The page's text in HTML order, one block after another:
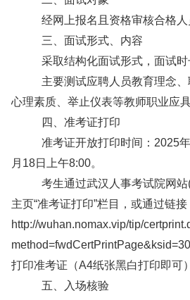
经网上报名且资格审核合格人
三、面试形式、内容
采取结构化面试形式，面试时
主要测试应聘人员教育理念、
心理素质、举止仪表等教师职业应
四、准考证打印
准考证开放打印时间：2025
月18日上午8:00。
考生通过武汉人事考试院网
主页“准考证打印”栏目，或通过链接
http://wuhan.nomax.vip/tip/
打印准考证（A4纸张黑白打印即可
五、入场核验